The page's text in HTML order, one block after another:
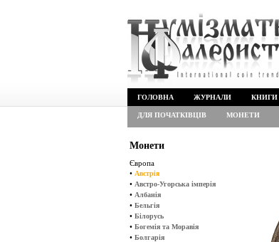
ГОЛОВНА ЖУРНАЛИ КНИГИ
ДЛЯ ПОЧАТКІВЦІВ МОНЕТИ
Монети
Європа
• Австрія
• Австро-Угорська імперія
• Албанія
• Бельгія
• Білорусь
• Богемія та Моравія
• Болгарія